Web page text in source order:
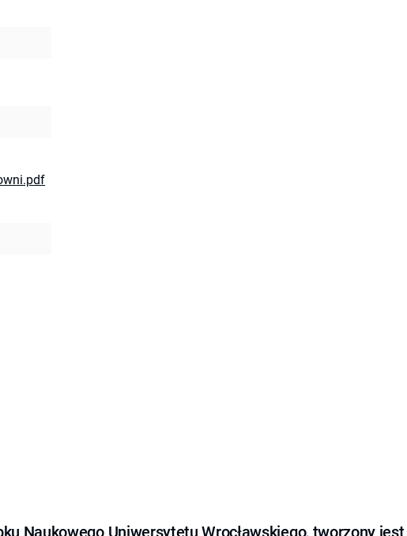
Naukowego Uniwersytetu Wrocławskiego, tworzony